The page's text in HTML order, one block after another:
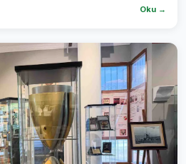
Oku →